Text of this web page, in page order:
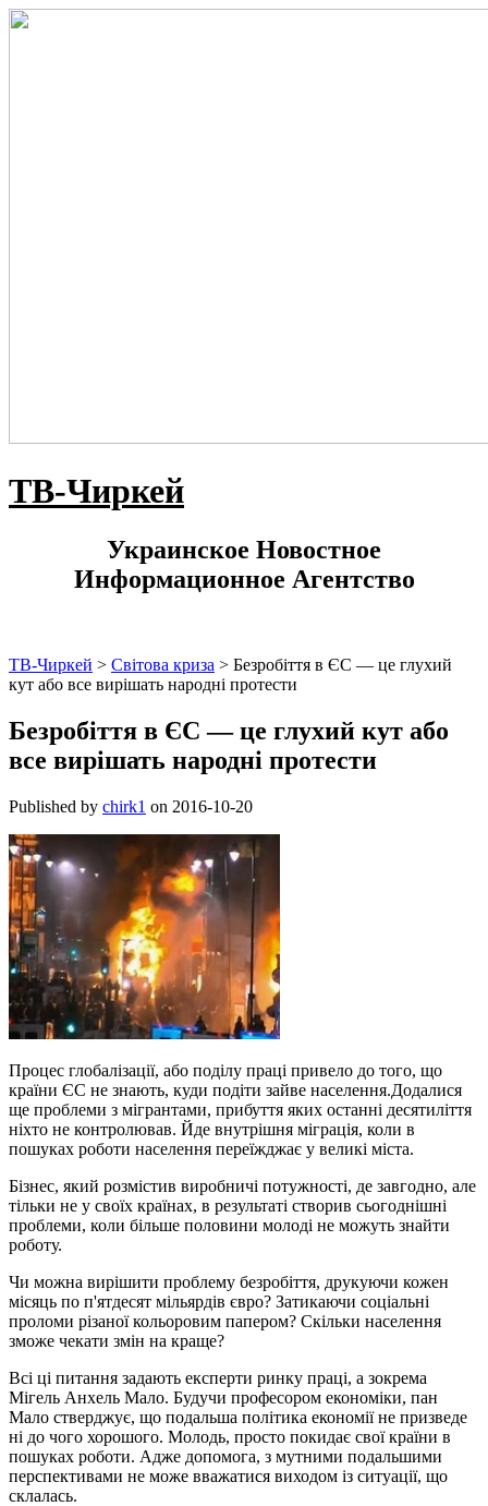
ТВ-Чиркей
Украинское Новостное
Информационное Агентство
ТВ-Чиркей > Світова криза > Безробіття в ЄС — це глухий
кут або все вирішать народні протести
Безробіття в ЄС — це глухий кут або
все вирішать народні протести
Published by chirk1 on 2016-10-20
Процес глобалізації, або поділу праці привело до того, що
країни ЄС не знають, куди подіти зайве населення.Додалися
ще проблеми з мігрантами, прибуття яких останні десятиліття
ніхто не контролював. Йде внутрішня міграція, коли в
пошуках роботи населення переїжджає у великі міста.
Бізнес, який розмістив виробничі потужності, де завгодно, але
тільки не у своїх країнах, в результаті створив сьогоднішні
проблеми, коли більше половини молоді не можуть знайти
роботу.
Чи можна вирішити проблему безробіття, друкуючи кожен
місяць по п'ятдесят мільярдів євро? Затикаючи соціальні
проломи різаної кольоровим папером? Скільки населення
зможе чекати змін на краще?
Всі ці питання задають експерти ринку праці, а зокрема
Мігель Анхель Мало. Будучи професором економіки, пан
Мало стверджує, що подальша політика економії не призведе
ні до чого хорошого. Молодь, просто покидає свої країни в
пошуках роботи. Адже допомога, з мутними подальшими
перспективами не може вважатися виходом із ситуації, що
склалась.